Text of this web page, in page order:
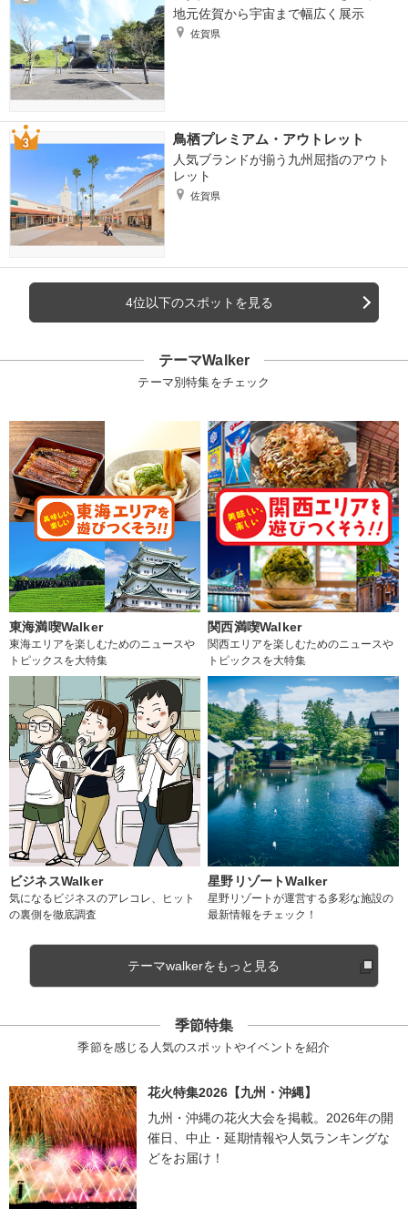
地元佐賀から宇宙まで幅広く展示
佐賀県
鳥栖プレミアム・アウトレット
人気ブランドが揃う九州屈指のアウト
レット
佐賀県
4位以下のスポットを見る
テーマWalker
テーマ別特集をチェック
東海満喫Walker
東海エリアを楽しむためのニュースや
トピックスを大特集
関西満喫Walker
関西エリアを楽しむためのニュースや
トピックスを大特集
ビジネスWalker
気になるビジネスのアレコレ、ヒット
の裏側を徹底調査
星野リゾートWalker
星野リゾートが運営する多彩な施設の
最新情報をチェック！
テーマwalkerをもっと見る
季節特集
季節を感じる人気のスポットやイベントを紹介
花火特集2026【九州・沖縄】
九州・沖縄の花火大会を掲載。2026年の開
催日、中止・延期情報や人気ランキングな
どをお届け！